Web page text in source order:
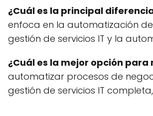
¿Cuál es la principal
enfoca en la automatización
gestión de servicios IT y la
¿Cuál es la mejor opción para
automatizar procesos de
gestión de servicios IT